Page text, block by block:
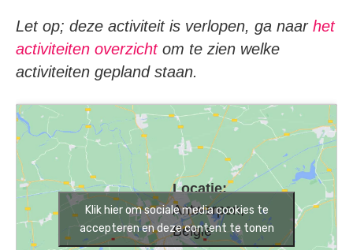
Let op; deze activiteit is verlopen, ga naar het
activiteiten overzichtom te zien welke
activiteiten gepland staan.
Locatie:
Antwerpen,
België
Klik hier om sociale media cookies te
accepteren en deze content te tonen